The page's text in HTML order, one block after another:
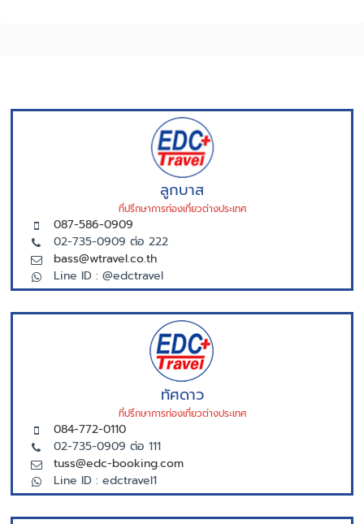
ลูกบาส
ที่ปรึกษาการท่องเที่ยวต่างประเทศ
087-586-0909
02-735-0909 ต่อ 222
bass@wtravel.co.th
Line ID : @edctravel
ทัศดาว
ที่ปรึกษาการท่องเที่ยวต่างประเทศ
084-772-0110
02-735-0909 ต่อ 111
tuss@edc-booking.com
Line ID : edctravel1